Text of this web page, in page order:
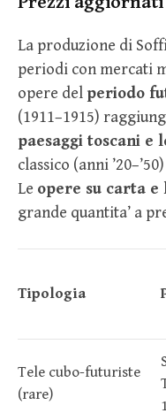
La produzione di
periodi con mercati
opere del periodo
(1911–1915)
paesaggi toscani e
classico (anni
Le opere su carta e
grande quantita’ a
Tipologia
Tele cubo-futuriste
(rare)